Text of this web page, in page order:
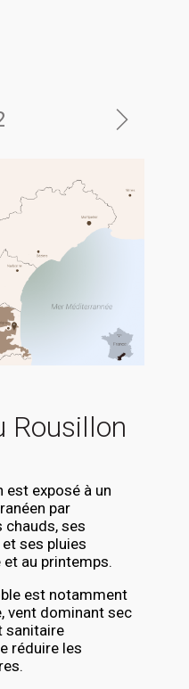
Rousillon
est exposé à un
par
chauds, ses
ses pluies
au printemps.
est notamment
vent dominant sec
sanitaire
réduire les